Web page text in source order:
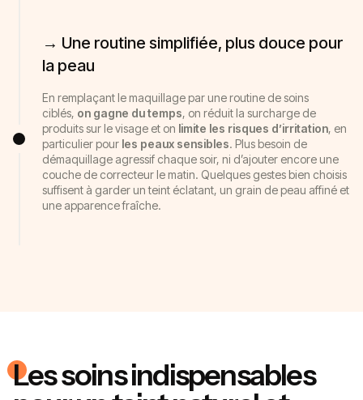
→ Une routine simplifiée, plus douce pour
la peau
En remplaçant le maquillage par une routine de soins
ciblés, on gagne du temps, on réduit la surcharge de
produits sur le visage et on limite les risques d’irritation, en
particulier pour les peaux sensibles. Plus besoin de
démaquillage agressif chaque soir, ni d’ajouter encore une
couche de correcteur le matin. Quelques gestes bien choisis
suffisent à garder un teint éclatant, un grain de peau affiné et
une apparence fraîche.
Les soins indispensables